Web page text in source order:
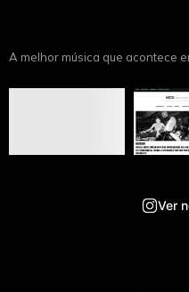
A melhor música que acontece
Ver